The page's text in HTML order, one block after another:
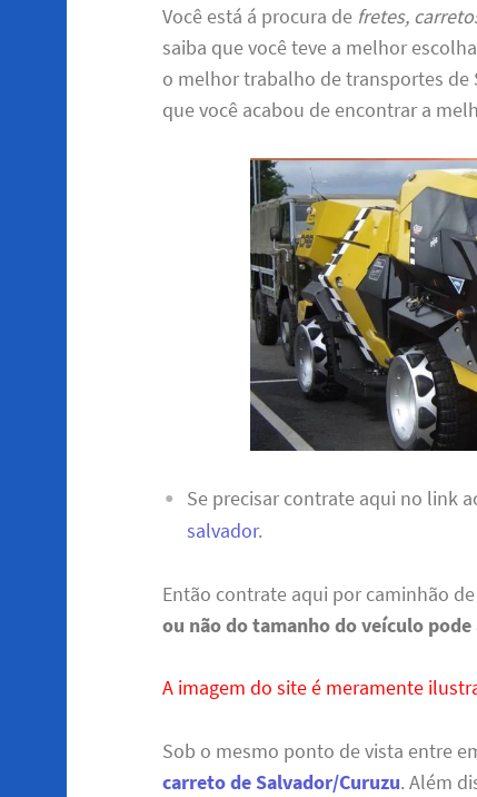
Você está á procura de fretes,
saiba que você teve a melhor
o melhor trabalho de transportes de
que você acabou de encontrar a
Se precisar contrate aqui no link
salvador.
Então contrate aqui por caminhão
ou não do tamanho do veículo
A imagem do site é meramente
Sob o mesmo ponto de vista entre
carreto de Salvador/Curuzu. Além